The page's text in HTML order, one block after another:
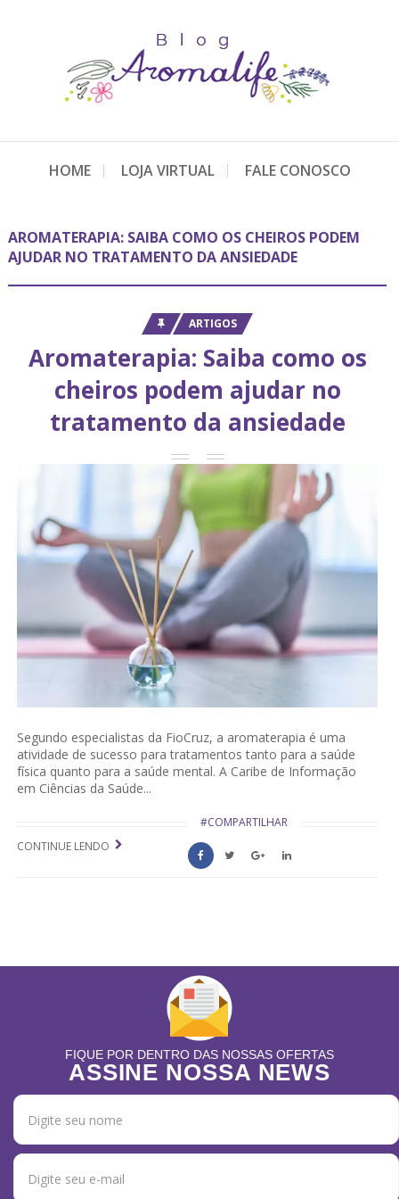
HOME LOJA VIRTUAL FALE CONOSCO
AROMATERAPIA: SAIBA COMO OS CHEIROS PODEM
AJUDAR NO TRATAMENTO DA ANSIEDADE
ARTIGOS
Aromaterapia: Saiba como os
cheiros podem ajudar no
tratamento da ansiedade
Segundo especialistas da FioCruz, a aromaterapia é uma
atividade de sucesso para tratamentos tanto para a saúde
física quanto para a saúde mental. A Caribe de Informação
em Ciências da Saúde...
CONTINUE LENDO
#COMPARTILHAR
FIQUE POR DENTRO DAS NOSSAS OFERTAS
ASSINE NOSSA NEWS